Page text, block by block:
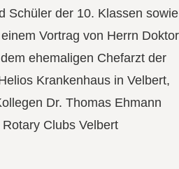
Schüler der 10. Klassen sowie
Vortrag von Herrn Doktor
ehemaligen Chefarzt der
Krankenhaus in Velbert,
Dr. Thomas Ehmann
Clubs Velbert